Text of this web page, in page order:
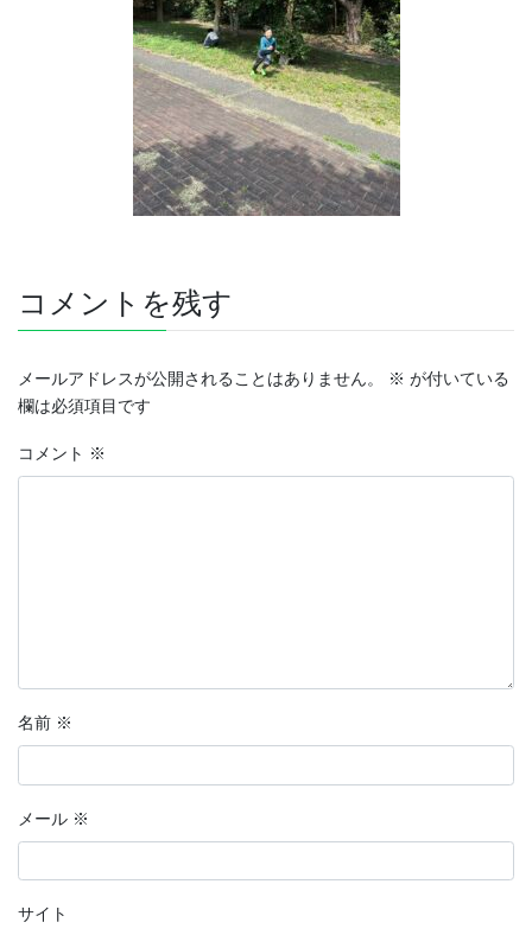
コメントを残す
メールアドレスが公開されることはありません。 ※ が付いている
欄は必須項目です
コメント ※
名前 ※
メール ※
サイト